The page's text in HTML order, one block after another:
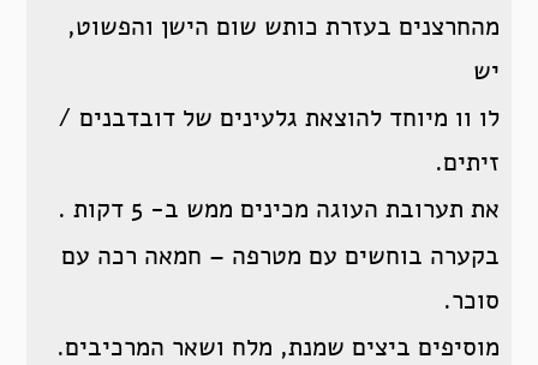
מהחרצנים בעזרת כותש שום הישן והפשוט,
יש
לו וו מיוחד להוצאת גלעינים של דובדבנים /
זיתים.
את תערובת העוגה מכינים ממש ב- 5 דקות .
בקערה בוחשים עם מטרפה – חמאה רכה עם
סוכר.
מוסיפים ביצים שמנת, מלח ושאר המרכיבים.